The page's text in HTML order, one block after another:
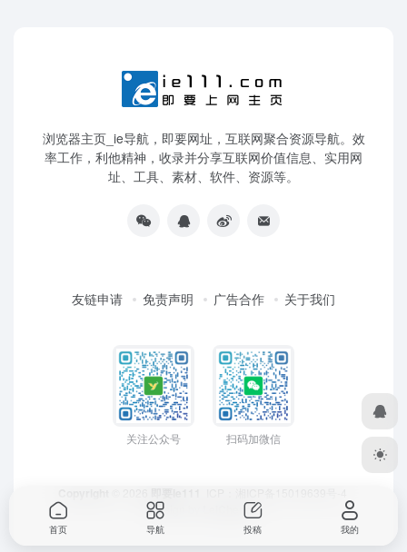
浏览器主页_ie导航，即要网址，互联网聚合资源导航。效
率工作，利他精神，收录并分享互联网价值信息、实用网
址、工具、素材、软件、资源等。
友链申请 免责声明 广告合作 关于我们
关注公众号 扫码加微信
Design by
LeiCheng
首页 导航 投稿 我的